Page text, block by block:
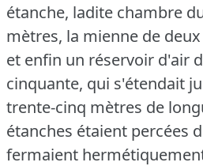
étanche, ladite chambre
mètres, la mienne de
et enfin un réservoir d'air
cinquante, qui s'étendait
trente-cinq mètres de
étanches étaient percées
fermaient